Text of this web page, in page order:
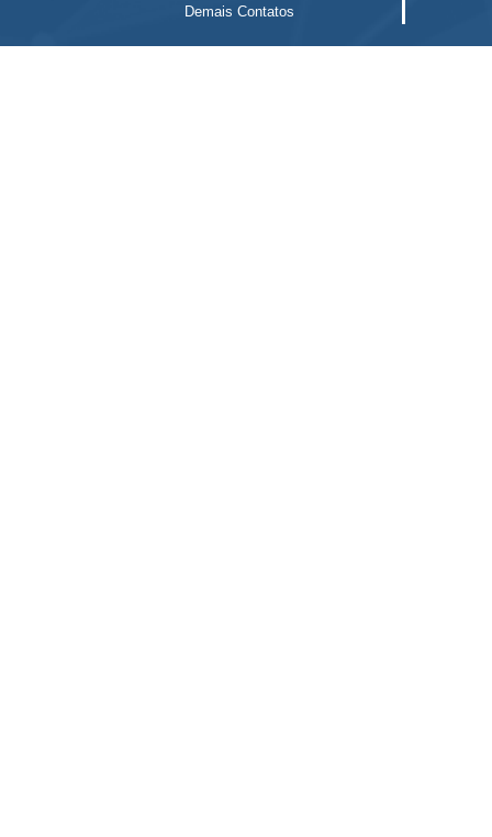
Demais Contatos